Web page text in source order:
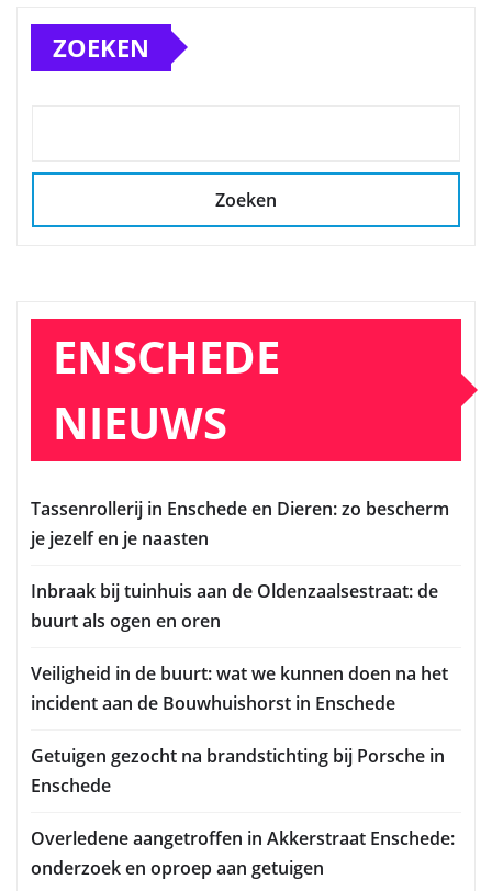
ZOEKEN
Zoeken
ENSCHEDE
NIEUWS
Tassenrollerij in Enschede en Dieren: zo bescherm
je jezelf en je naasten
Inbraak bij tuinhuis aan de Oldenzaalsestraat: de
buurt als ogen en oren
Veiligheid in de buurt: wat we kunnen doen na het
incident aan de Bouwhuishorst in Enschede
Getuigen gezocht na brandstichting bij Porsche in
Enschede
Overledene aangetroffen in Akkerstraat Enschede:
onderzoek en oproep aan getuigen